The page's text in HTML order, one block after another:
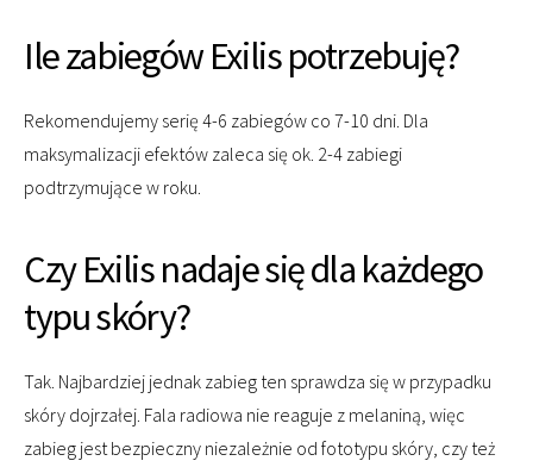
Ile zabiegów Exilis potrzebuję?
Rekomendujemy serię 4-6 zabiegów co 7-10 dni. Dla
maksymalizacji efektów zaleca się ok. 2-4 zabiegi
podtrzymujące w roku.
Czy Exilis nadaje się dla każdego
typu skóry?
Tak. Najbardziej jednak zabieg ten sprawdza się w przypadku
skóry dojrzałej. Fala radiowa nie reaguje z melaniną, więc
zabieg jest bezpieczny niezależnie od fototypu skóry, czy też